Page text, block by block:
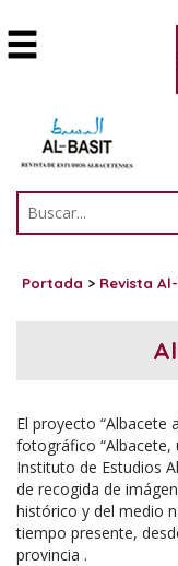
Portada > Revista
El proyecto “Albacete
fotográfico “Albacete,
Instituto de Estudios
de recogida de
histórico y del medio
tiempo presente,
provincia .